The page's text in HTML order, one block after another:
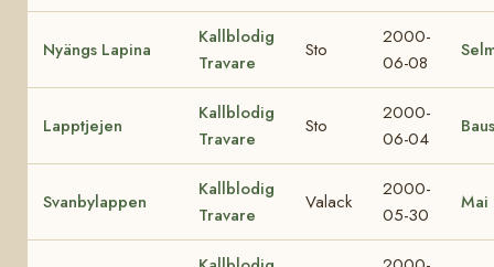
Nyängs Lapina
Kallblodig
Travare
Sto
2000-
06-08
Lapptjejen
Kallblodig
Travare
Sto
2000-
06-04
Svanbylappen
Kallblodig
Travare
Valack
2000-
05-30
Mai